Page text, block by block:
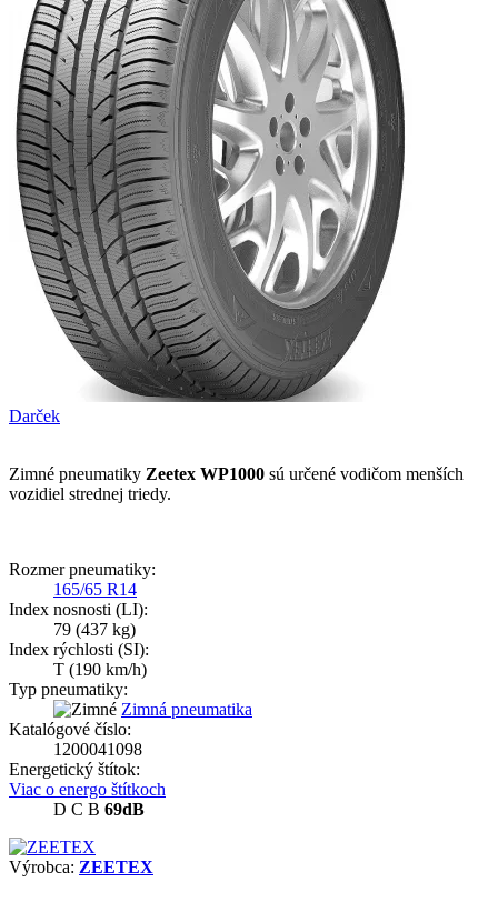
Darček
Zimné pneumatiky Zeetex WP1000 sú určené vodičom menších
vozidiel strednej triedy.
Rozmer pneumatiky:
165/65 R14
Index nosnosti (LI):
79 (437 kg)
Index rýchlosti (SI):
T (190 km/h)
Typ pneumatiky:
Zimná pneumatika
Katalógové číslo:
1200041098
Energetický štítok:
Viac o energo štítkoch
D C B 69dB
Výrobca: ZEETEX